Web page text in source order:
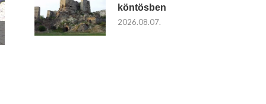
köntösben
2026.08.07.